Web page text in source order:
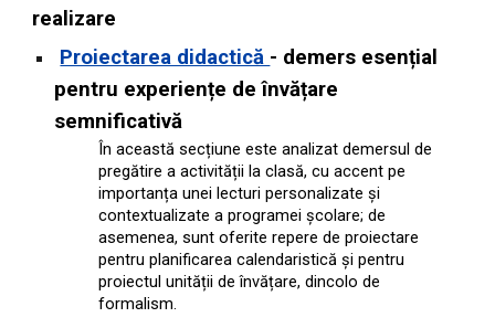
realizare
Proiectarea didactică - demers esențial
pentru experiențe de învățare
semnificativă
În această secțiune este analizat demersul de
pregătire a activității la clasă, cu accent pe
importanța unei lecturi personalizate și
contextualizate a programei școlare; de
asemenea, sunt oferite repere de proiectare
pentru planificarea calendaristică și pentru
proiectul unității de învățare, dincolo de
formalism.